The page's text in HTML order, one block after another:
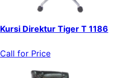
Kursi Direktur Tiger T 1186
Call for Price